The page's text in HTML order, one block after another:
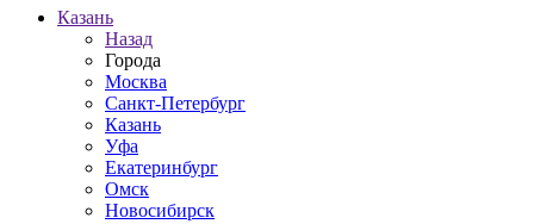
Казань
Назад
Города
Москва
Санкт-Петербург
Казань
Уфа
Екатеринбург
Омск
Новосибирск